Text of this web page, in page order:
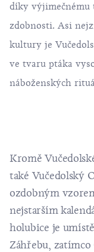
díky výjimečnému
zdobnosti. Asi
kultury je
ve tvaru ptáka
náboženských
Kromě
také Vučedolský
ozdobným
nejstarším
holubice je
Záhřebu,